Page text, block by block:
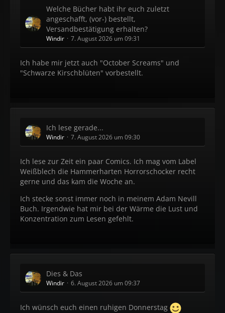
Welche Bücher habt ihr euch zuletzt
angeschafft, (vor-) bestellt,
Versandbestätigung erhalten?
Windir 7. August 2026 um 09:31
Ich habe mir jetzt auch "October Screams" und
"Schwarze Kirschblüten" vorbestellt.
Ich lese gerade...
Windir 7. August 2026 um 09:30
Ich lese zur Zeit ein paar Comics. Ich mag vom Label
Weißblech die Hammerharten Horrorschocker recht
gerne und das kam die Woche an.
Ich stecke sonst immer noch in meinem Adam Nevill
Buch. Irgendwie hat mir bei der Wärme die Lust und
Konzentration zum Lesen gefehlt.
Dies & Das
Windir 6. August 2026 um 09:37
Ich wünsch euch einen ruhigen Donnerstag